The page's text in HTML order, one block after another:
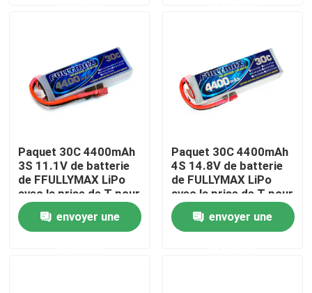
Visite d'usine
Contrôle de la qualité
Contact
nouvelles
Paquet 30C 4400mAh
3S 11.1V de batterie
de FFULLYMAX LiPo
avec la prise de T pour
des voitures de RC,
avions de RC,
hélicoptères de RC,
envoyer une
Paquet 30C 4400mAh
4S 14.8V de batterie
de FULLYMAX LiPo
avec la prise de T pour
des voitures de RC,
avions de RC, RC Heli
envoyer une